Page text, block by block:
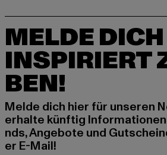
MELDE
INSPIRIERT
BEN!
Melde dich hier für unseren
erhalte künftig
nds, Angebote und
er E-Mail!